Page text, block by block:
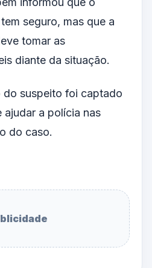
seguro, mas que a
tomar as
diante da situação.
do suspeito foi captado
ajudar a polícia nas
do caso.